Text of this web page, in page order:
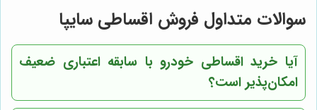
سوالات متداول فروش اقساطی سایپا
آیا خرید اقساطی خودرو با سابقه اعتباری ضعیف
امکان‌پذیر است؟